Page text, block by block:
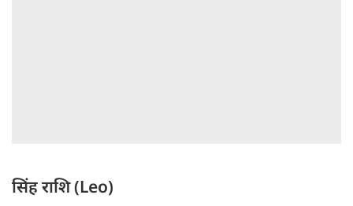
सिंह राशि (Leo)